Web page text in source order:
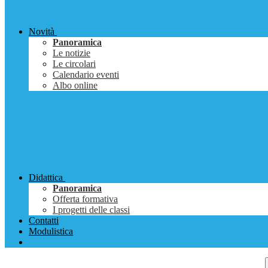
Novità
Panoramica
Le notizie
Le circolari
Calendario eventi
Albo online
Didattica
Panoramica
Offerta formativa
I progetti delle classi
Contatti
Modulistica